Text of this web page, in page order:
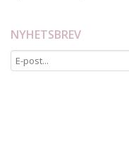
NYHETSBREV